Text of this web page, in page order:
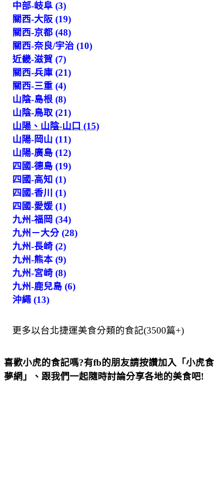
中部-岐阜 (3)
關西-大阪 (19)
關西-京都 (48)
關西-奈良/宇治 (10)
近畿-滋賀 (7)
關西-兵庫 (21)
關西-三重 (4)
山陰-島根 (8)
山陰-鳥取 (21)
山陽、山陰-山口 (15)
山陽-岡山 (11)
山陽-廣島 (12)
四國-德島 (19)
四國-高知 (1)
四國-香川 (1)
四國-愛媛 (1)
九州-福岡 (34)
九州－大分 (28)
九州-長崎 (2)
九州-熊本 (9)
九州-宮崎 (8)
九州-鹿兒島 (6)
沖繩 (13)
更多以台北捷運美食分類的食記(3500篇+)
喜歡小虎的食記嗎?有fb的朋友請按讚加入「小虎食
夢網」、跟我們一起隨時討論分享各地的美食吧!